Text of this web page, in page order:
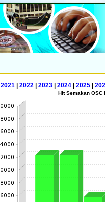
2021| 2022| 2023| 2024| 2025|
Hit Semakan OSC